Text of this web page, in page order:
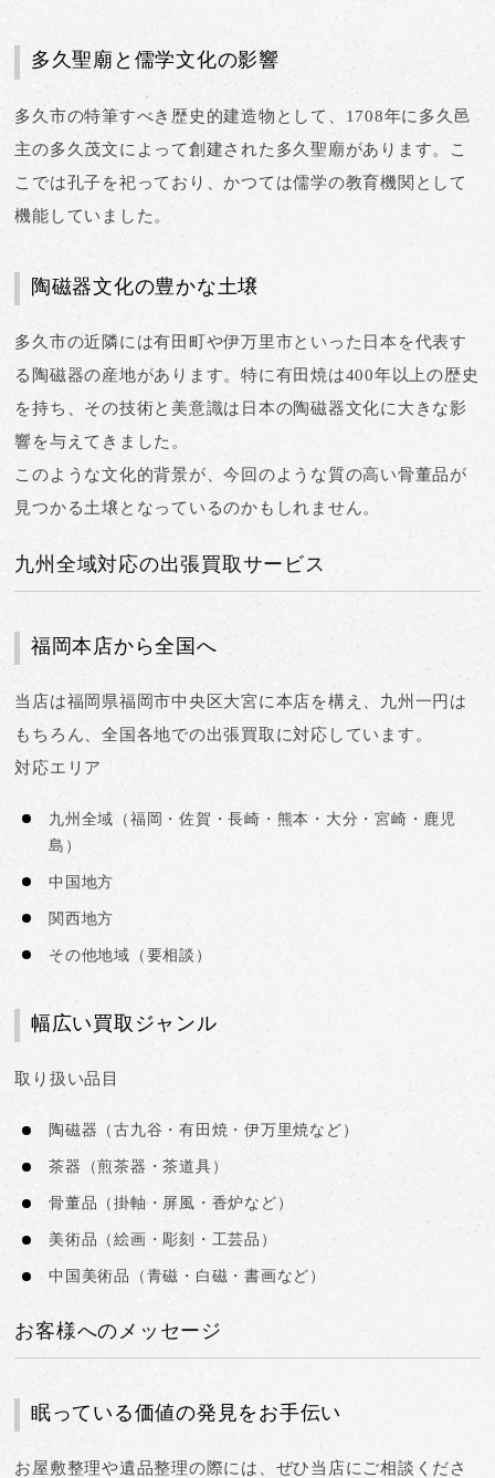
多久聖廟と儒学文化の影響
多久市の特筆すべき歴史的建造物として、 1708年に多久邑
主の多久茂文によって創建された多久聖廟があります。こ
こでは孔子を祀っており、かつては儒学の教育機関として
機能していました。
陶磁器文化の豊かな土壌
多久市の近隣には有田町や伊万里市といった日本を代表す
る陶磁器の産地があります。特に有田焼は400年以上の歴史
を持ち、その技術と美意識は日本の陶磁器文化に大きな影
響を与えてきました。
このような文化的背景が、今回のような質の高い骨董品が
見つかる土壌となっているのかもしれません。
九州全域対応の出張買取サービス
福岡本店から全国へ
当店は福岡県福岡市中央区大宮に本店を構え、九州一円は
もちろん、全国各地での出張買取に対応 しています。
対応エリア
九州全域 （福岡・佐賀・長崎・熊本・大分・宮崎・鹿児
島）
中国地方
関西地方
その他地域 （要相談）
幅広い買取ジャンル
取り扱い品目
陶磁器 （古九谷・有田焼・伊万里焼など）
茶器 （煎茶器・茶道具）
骨董品 （掛軸・屏風・香炉など）
美術品 （絵画・彫刻・工芸品）
中国美術品 （青磁・白磁・書画など）
お客様へのメッセージ
眠っている価値の発見をお手伝い
お屋敷整理や遺品整理の際には、 ぜひ当店にご相談くださ